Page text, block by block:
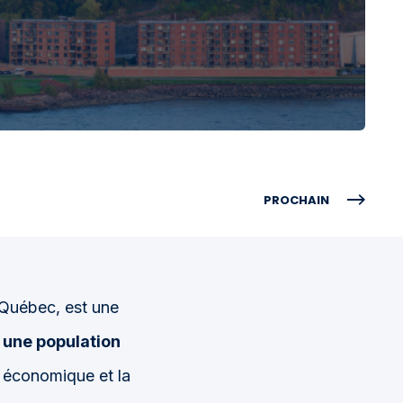
PROCHAIN
est une
population
et la